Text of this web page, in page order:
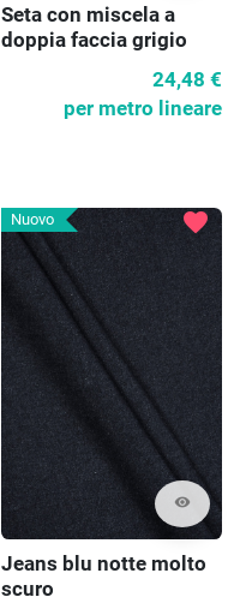
Seta con miscela a
doppia faccia grigio
24,48 €
per metro lineare
Nuovo
visibility
favorite
Jeans blu notte molto
scuro